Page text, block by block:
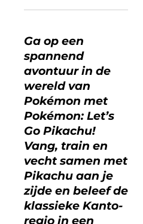
Ga op een
spannend
avontuur in de
wereld van
Pokémon met
Pokémon: Let’s
Go Pikachu!
Vang, train en
vecht samen met
Pikachu aan je
zijde en beleef de
klassieke Kanto-
regio in een